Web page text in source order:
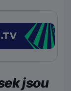
jsou